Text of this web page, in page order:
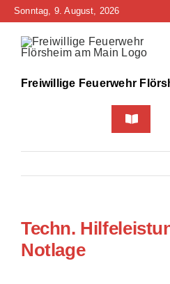
Zum
springen
Sonntag, 9. August, 2026
Freiwillige Feuerwehr
Toggle
Home
Bürgerinfo
Techn.
Notlage